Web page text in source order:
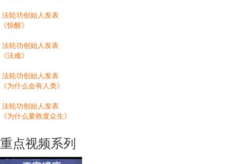
法轮功创始人发表
《惊醒》
法轮功创始人发表
《法难》
法轮功创始人发表
《为什么会有人类》
法轮功创始人发表
《为什么要救度众生》
重点视频系列